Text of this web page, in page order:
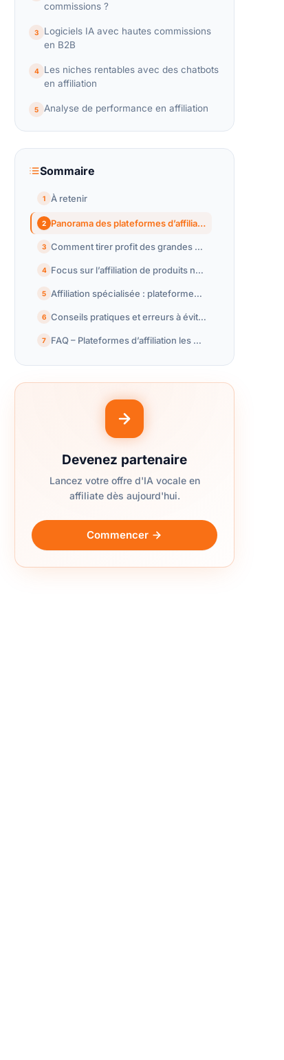
commissions ?
3
Logiciels IA avec hautes commissions
en B2B
4
Les niches rentables avec des chatbots
en affiliation
5 Analyse de performance en affiliation
Sommaire
1 À retenir
2 Panorama des plateformes d’affiliation incontournables en 2025
3 Comment tirer profit des grandes plateformes d’affiliation généralistes
4 Focus sur l’affiliation de produits numériques et SaaS : stratégies et plateformes dédiées
5 Affiliation spécialisée : plateformes thématiques et stratégies de monétisation ciblées
6 Conseils pratiques et erreurs à éviter dans la sélection de sa plateforme d’affiliation
7 FAQ – Plateformes d’affiliation les plus populaires
Devenez partenaire
Lancez votre offre d'IA vocale en
affiliate dès aujourd'hui.
Commencer